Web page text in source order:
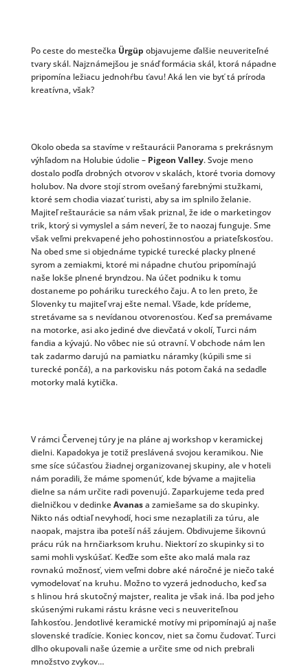
Po ceste do mestečka Ürgüp objavujeme ďalšie neuveriteľné
tvary skál. Najznámejšou je snáď formácia skál, ktorá nápadne
pripomína ležiacu jednohŕbu ťavu! Aká len vie byť tá príroda
kreatívna, však?
Okolo obeda sa stavíme v reštaurácii Panorama s prekrásnym
výhľadom na Holubie údolie – Pigeon Valley. Svoje meno
dostalo podľa drobných otvorov v skalách, ktoré tvoria domovy
holubov. Na dvore stojí strom ovešaný farebnými stužkami,
ktoré sem chodia viazať turisti, aby sa im splnilo želanie.
Majiteľ reštaurácie sa nám však priznal, že ide o marketingov
trik, ktorý si vymyslel a sám neverí, že to naozaj funguje. Sme
však veľmi prekvapené jeho pohostinnosťou a priateľskosťou.
Na obed sme si objednáme typické turecké placky plnené
syrom a zemiakmi, ktoré mi nápadne chuťou pripomínajú
naše lokše plnené bryndzou. Na účet podniku k tomu
dostaneme po poháriku tureckého čaju. A to len preto, že
Slovenky tu majiteľ vraj ešte nemal. Všade, kde prídeme,
stretávame sa s nevídanou otvorenosťou. Keď sa premávame
na motorke, asi ako jediné dve dievčatá v okolí, Turci nám
fandia a kývajú. No vôbec nie sú otravní. V obchode nám len
tak zadarmo darujú na pamiatku náramky (kúpili sme si
turecké pončá), a na parkovisku nás potom čaká na sedadle
motorky malá kytička.
V rámci Červenej túry je na pláne aj workshop v keramickej
dielni. Kapadokya je totiž preslávená svojou keramikou. Nie
sme síce súčasťou žiadnej organizovanej skupiny, ale v hoteli
nám poradili, že máme spomenúť, kde bývame a majitelia
dielne sa nám určite radi povenujú. Zaparkujeme teda pred
dielničkou v dedinkeAvanasa zamiešame sa do skupinky.
Nikto nás odtiaľ nevyhodí, hoci sme nezaplatili za túru, ale
naopak, majstra iba poteší náš záujem. Obdivujeme šikovnú
prácu rúk na hrnčiarksom kruhu. Niektorí zo skupinky si to
sami mohli vyskúšať. Keďže som ešte ako malá mala raz
rovnakú možnosť, viem veľmi dobre aké náročné je niečo také
vymodelovať na kruhu. Možno to vyzerá jednoducho, keď sa
s hlinou hrá skutočný majster, realita je však iná. Iba pod jeho
skúsenými rukami rástu krásne veci s neuveriteľnou
ľahkosťou. Jendotlivé keramické motívy mi pripomínajú aj naše
slovenské tradície. Koniec koncov, niet sa čomu čudovať. Turci
dlho okupovali naše územie a určite sme od nich prebrali
množstvo zvykov…